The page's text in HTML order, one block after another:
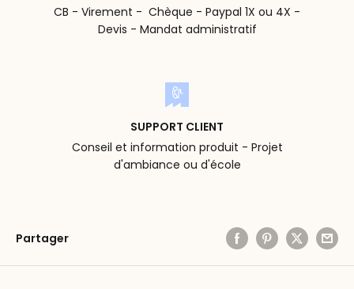
CB - Virement - Chèque - Paypal 1X ou 4X -
Devis - Mandat administratif
SUPPORT CLIENT
Conseil et information produit - Projet
d'ambiance ou d'école
Partager